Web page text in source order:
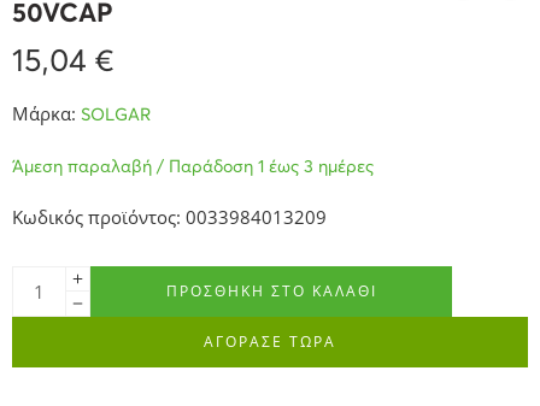
50VCAP
15,04 €
Μάρκα: SOLGAR
Άμεση παραλαβή / Παράδοση 1 έως 3 ημέρες
Κωδικός προϊόντος: 0033984013209
ΠΡΟΣΘΉΚΗ ΣΤΟ ΚΑΛΆΘΙ
ΑΓΟΡΑΣΕ ΤΩΡΑ